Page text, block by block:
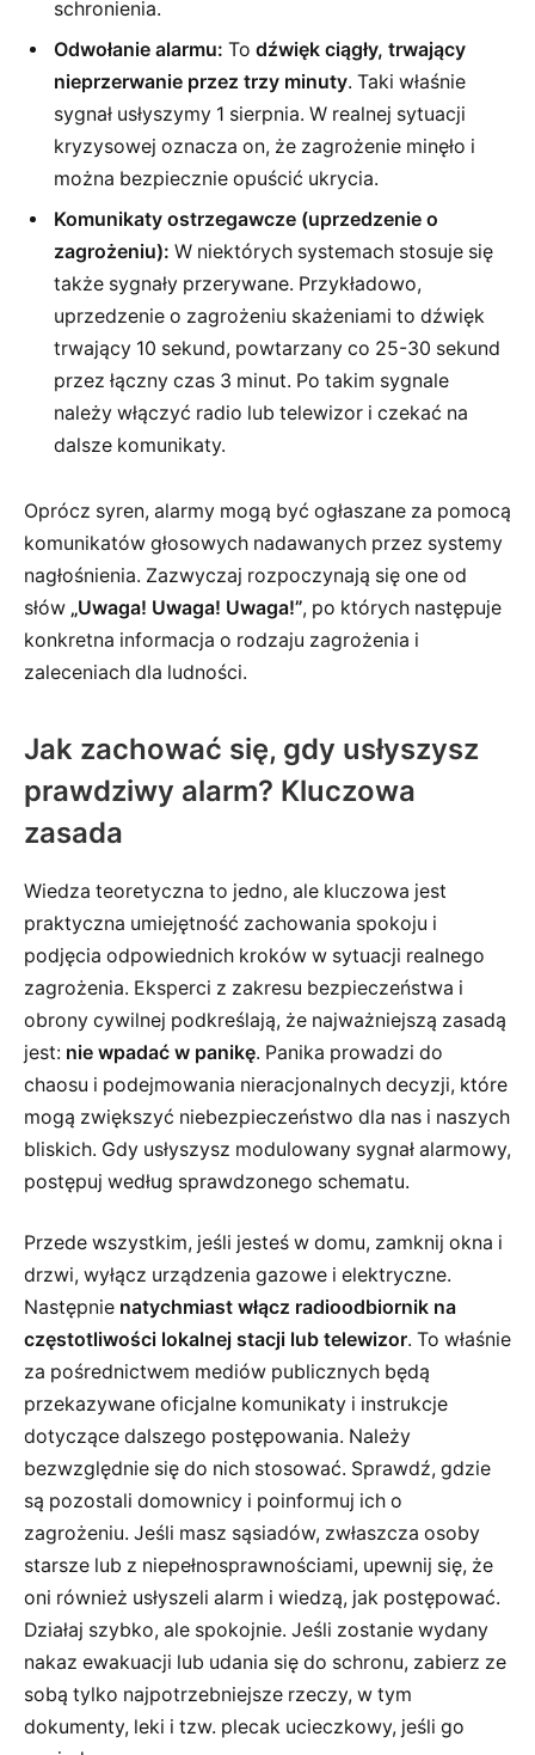
schronienia.
Odwołanie alarmu: To dźwięk ciągły, trwający
nieprzerwanie przez trzy minuty. Taki właśnie
sygnał usłyszymy 1 sierpnia. W realnej sytuacji
kryzysowej oznacza on, że zagrożenie minęło i
można bezpiecznie opuścić ukrycia.
Komunikaty ostrzegawcze (uprzedzenie o
zagrożeniu): W niektórych systemach stosuje się
także sygnały przerywane. Przykładowo,
uprzedzenie o zagrożeniu skażeniami to dźwięk
trwający 10 sekund, powtarzany co 25-30 sekund
przez łączny czas 3 minut. Po takim sygnale
należy włączyć radio lub telewizor i czekać na
dalsze komunikaty.
Oprócz syren, alarmy mogą być ogłaszane za pomocą
komunikatów głosowych nadawanych przez systemy
nagłośnienia. Zazwyczaj rozpoczynają się one od
słów „Uwaga! Uwaga! Uwaga!”, po których następuje
konkretna informacja o rodzaju zagrożenia i
zaleceniach dla ludności.
Jak zachować się, gdy usłyszysz
prawdziwy alarm? Kluczowa
zasada
Wiedza teoretyczna to jedno, ale kluczowa jest
praktyczna umiejętność zachowania spokoju i
podjęcia odpowiednich kroków w sytuacji realnego
zagrożenia. Eksperci z zakresu bezpieczeństwa i
obrony cywilnej podkreślają, że najważniejszą zasadą
jest: nie wpadać w panikę. Panika prowadzi do
chaosu i podejmowania nieracjonalnych decyzji, które
mogą zwiększyć niebezpieczeństwo dla nas i naszych
bliskich. Gdy usłyszysz modulowany sygnał alarmowy,
postępuj według sprawdzonego schematu.
Przede wszystkim, jeśli jesteś w domu, zamknij okna i
drzwi, wyłącz urządzenia gazowe i elektryczne.
Następnie natychmiast włącz radioodbiornik na
częstotliwości lokalnej stacji lub telewizor. To właśnie
za pośrednictwem mediów publicznych będą
przekazywane oficjalne komunikaty i instrukcje
dotyczące dalszego postępowania. Należy
bezwzględnie się do nich stosować. Sprawdź, gdzie
są pozostali domownicy i poinformuj ich o
zagrożeniu. Jeśli masz sąsiadów, zwłaszcza osoby
starsze lub z niepełnosprawnościami, upewnij się, że
oni również usłyszeli alarm i wiedzą, jak postępować.
Działaj szybko, ale spokojnie. Jeśli zostanie wydany
nakaz ewakuacji lub udania się do schronu, zabierz ze
sobą tylko najpotrzebniejsze rzeczy, w tym
dokumenty, leki i tzw. plecak ucieczkowy, jeśli go